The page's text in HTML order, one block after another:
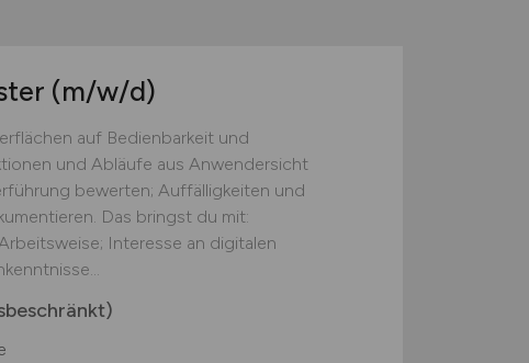
(m/w/d)
auf Bedienbarkeit und
und Abläufe aus Anwendersicht
bewerten; Auffälligkeiten und
Das bringst du mit:
Interesse an digitalen